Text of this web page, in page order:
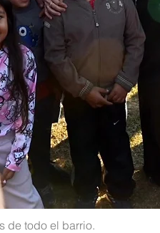
de todo el barrio.